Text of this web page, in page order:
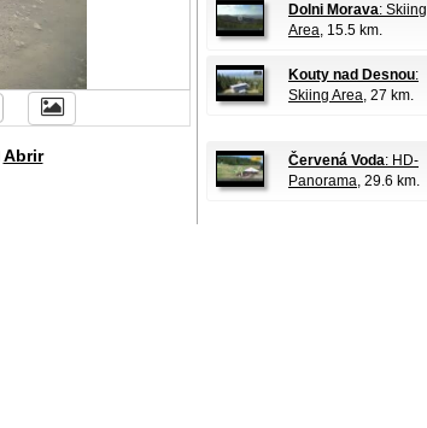
Abrir
Dolni Morava: Skiing
Area, 15.5 km.
Kouty nad Desnou:
Skiing Area, 27 km.
Červená Voda: HD-
Panorama, 29.6 km.